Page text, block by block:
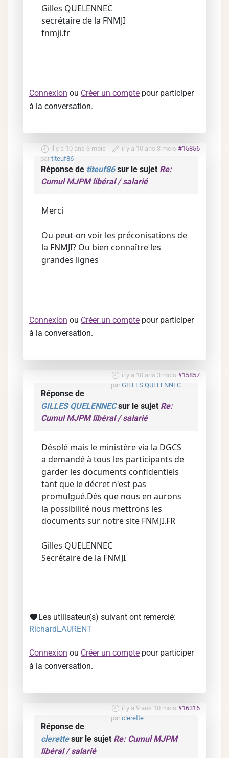
Gilles QUELENNEC
secrétaire de la FNMJI
fnmji.fr
Connexion ou Créer un compte pour participer
à la conversation.
il y a 10 ans 3 mois - il y a 10 ans 3 mois #15856
par titeuf86
Réponse de titeuf86sur le sujet Re:
Cumul MJPM libéral / salarié
Merci
Ou peut-on voir les préconisations de
la FNMJI? Ou bien connaître les
grandes lignes
Connexion ou Créer un compte pour participer
à la conversation.
il y a 10 ans 3 mois #15857
par GILLES QUELENNEC
Réponse de
GILLES QUELENNECsur le sujet Re:
Cumul MJPM libéral / salarié
Désolé mais le ministère via la DGCS
a demandé à tous les participants de
garder les documents confidentiels
tant que le décret n'est pas
promulgué.Dès que nous en aurons
la possibilité nous mettrons les
documents sur notre site FNMJI.FR
Gilles QUELENNEC
Secrétaire de la FNMJI
Les utilisateur(s) suivant ont remercié:
RichardLAURENT
Connexion ou Créer un compte pour participer
à la conversation.
il y a 9 ans 10 mois #16316
par clerette
Réponse de
clerettesur le sujet Re: Cumul MJPM
libéral / salarié